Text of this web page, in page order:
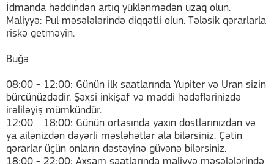
İdmanda həddindən artıq yüklənmədən uzaq olun.
Maliyyə: Pul məsələlərində diqqətli olun. Tələsik qərarlarla
riskə getməyin.
Buğa
08:00 - 12:00: Günün ilk saatlarında Yupiter və Uran sizin
bürcünüzdədir. Şəxsi inkişaf və maddi hədəflərinizdə
irəliləyiş mümkündür.
12:00 - 18:00: Günün ortasında yaxın dostlarınızdan və
ya ailənizdən dəyərli məsləhətlər ala bilərsiniz. Çətin
qərarlar üçün onların dəstəyinə güvənə bilərsiniz.